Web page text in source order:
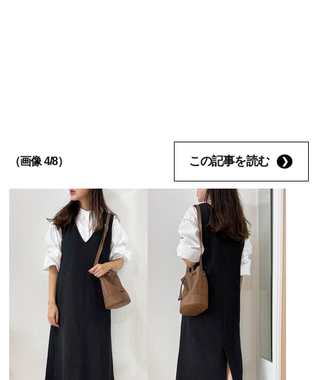
（画像 4/8） この記事を読む